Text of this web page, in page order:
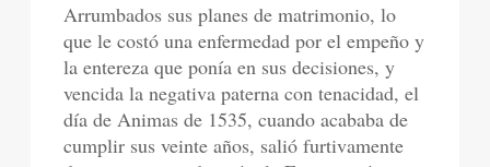
Arrumbados sus planes de matrimonio, lo
que le costó una enfermedad por el empeño y
la entereza que ponía en sus decisiones, y
vencida la negativa paterna con tenacidad, el
día de Animas de 1535, cuando acababa de
cumplir sus veinte años, salió furtivamente